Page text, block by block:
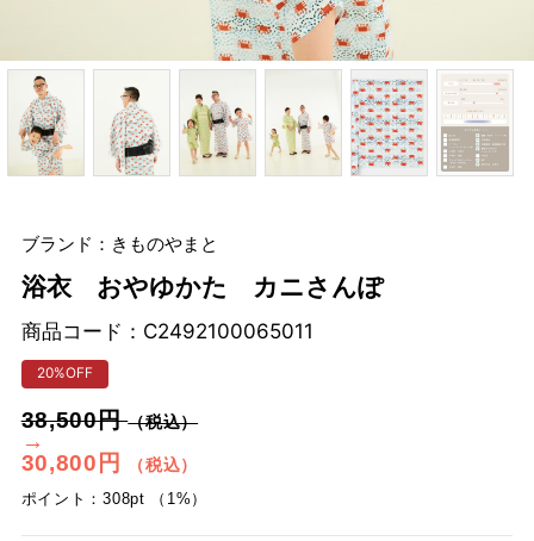
ブランド：きものやまと
浴衣 おやゆかた カニさんぽ
商品コード： C2492100065011
20%OFF
38,500円（税込）
→
30,800円
（税込）
ポイント：308pt （1%）